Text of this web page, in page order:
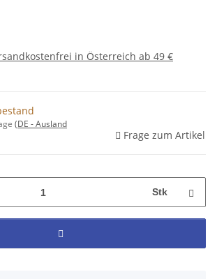
in Österreich ab 49 €
(DE - Ausland
Frage zum Artikel
Stk